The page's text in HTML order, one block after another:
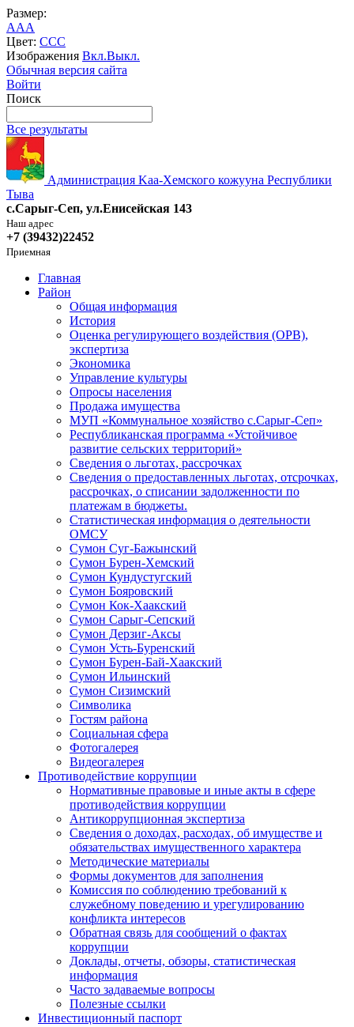
Размер:
AAA
Цвет: CCC
Изображения Вкл.Выкл.
Обычная версия сайта
Войти
Поиск
Все результаты
Администрация Kaa-Хемского кожууна Республики
Тыва
с.Сарыг-Сеп, ул.Енисейская 143
Наш адрес
+7 (39432)22452
Приемная
Главная
Район
Общая информация
История
Оценка регулирующего воздействия (ОРВ),
экспертиза
Экономика
Управление культуры
Опросы населения
Продажа имущества
МУП «Коммунальное хозяйство с.Сарыг-Сеп»
Республиканская программа «Устойчивое
развитие сельских территорий»
Сведения о льготах, рассрочках
Сведения о предоставленных льготах, отсрочках,
рассрочках, о списании задолженности по
платежам в бюджеты.
Статистическая информация о деятельности
ОМСУ
Сумон Суг-Бажынский
Сумон Бурен-Хемский
Сумон Кундустугский
Сумон Бояровский
Сумон Кок-Хаакский
Сумон Сарыг-Сепский
Сумон Дерзиг-Аксы
Сумон Усть-Буренский
Сумон Бурен-Бай-Хаакский
Сумон Ильинский
Сумон Сизимский
Символика
Гостям района
Социальная сфера
Фотогалерея
Видеогалерея
Противодействие коррупции
Нормативные правовые и иные акты в сфере
противодействия коррупции
Антикоррупционная экспертиза
Сведения о доходах, расходах, об имуществе и
обязательствах имущественного характера
Методические материалы
Формы документов для заполнения
Комиссия по соблюдению требований к
служебному поведению и урегулированию
конфликта интересов
Обратная связь для сообщений о фактах
коррупции
Доклады, отчеты, обзоры, статистическая
информация
Часто задаваемые вопросы
Полезные ссылки
Инвестиционный паспорт